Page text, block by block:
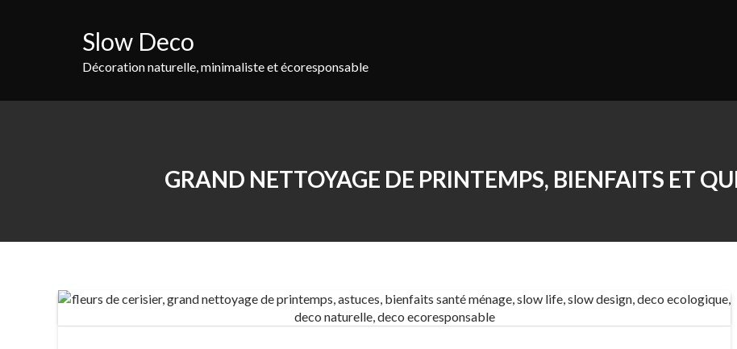
Slow Deco
Décoration naturelle, minimaliste et écoresponsable
GRAND NETTOYAGE DE PRINTEMPS, BIENFAITS ET